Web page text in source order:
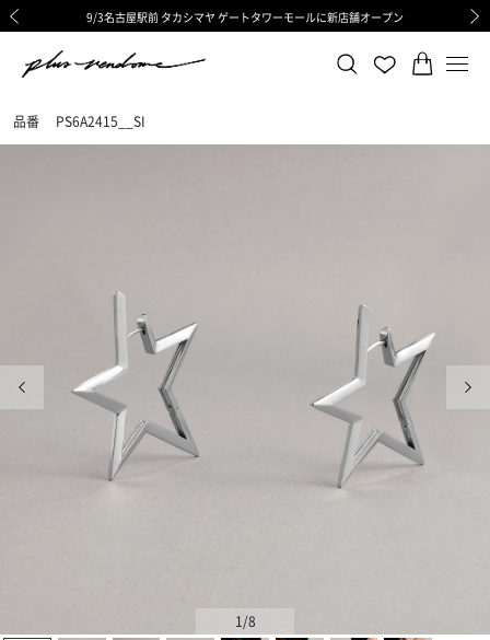
ギフトサービス 一部リニューアルと価格変更のお知らせ
令和8年熊本地震の影響による荷物のお届けについて
9/3名古屋駅前 タカシマヤ ゲートタワーモールに新店舗オープン
8/6渋谷ヒカリエ内ShinQs店 待望のリアル店舗オープン
ギフトサービス 一部リニューアルと価格変更のお知らせ
令和8年熊本地震の影響による荷物のお届けについて
品番 PS6A2415__SI
1/8